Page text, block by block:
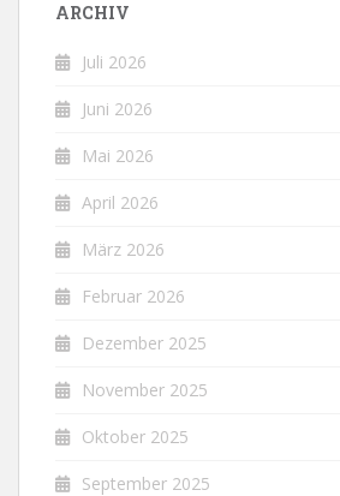
ARCHIV
Juli 2026
Juni 2026
Mai 2026
April 2026
März 2026
Februar 2026
Dezember 2025
November 2025
Oktober 2025
September 2025